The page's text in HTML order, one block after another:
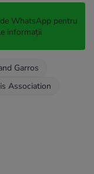
WhatsApp pentru
informații
Garros
Association